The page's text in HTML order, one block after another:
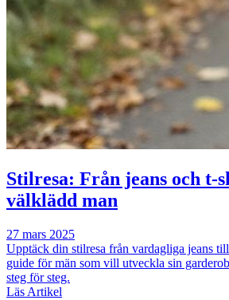
Stilresa: Från jeans och
välklädd man
27 mars 2025
Upptäck din stilresa från vardagliga jeans
guide för män som vill utveckla sin
steg för steg.
Läs Artikel